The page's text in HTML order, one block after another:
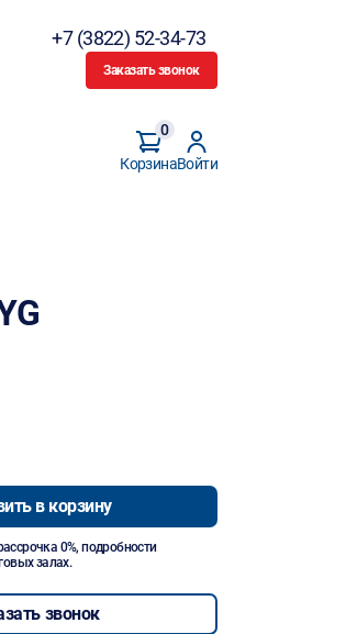
+7 (3822) 52-34-73
Заказать звонок
Корзина
0
Войти
в корзину
0%, подробности
залах.
звонок